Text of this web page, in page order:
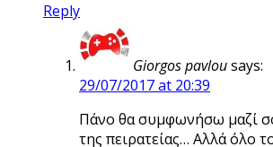
Reply
Giorgos pavlousays:
29/07/2017 at 20:39
Πάνο θα συμφωνήσω μαζί
της πειρατείας… Αλλά όλο